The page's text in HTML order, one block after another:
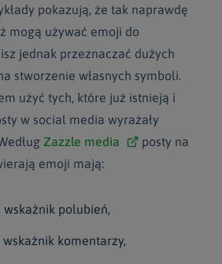
pokazują, że tak naprawdę
mogą używać emoji do
jednak przeznaczać dużych
stworzenie własnych symboli.
użyć tych, które już istnieją i
w social media wyrażały
Zazzle media
posty na
emoji mają:
wskaźnik polubień,
wskaźnik komentarzy,